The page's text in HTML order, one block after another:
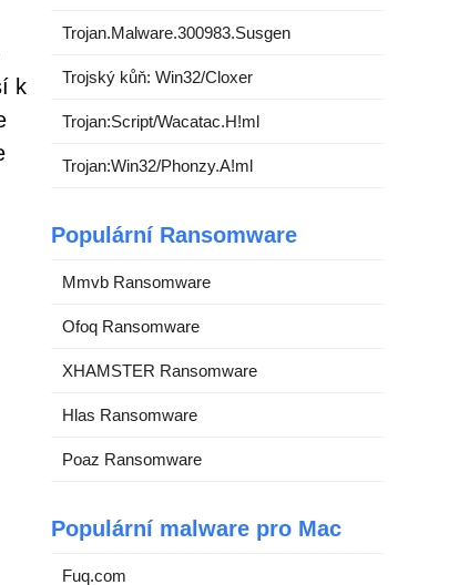
k
Trojan.Malware.300983.Susgen
Trojský kůň: Win32/Cloxer
Trojan:Script/Wacatac.H!ml
Trojan:Win32/Phonzy.A!ml
Populární Ransomware
Mmvb Ransomware
Ofoq Ransomware
XHAMSTER Ransomware
Hlas Ransomware
Poaz Ransomware
Populární malware pro Mac
Fuq.com